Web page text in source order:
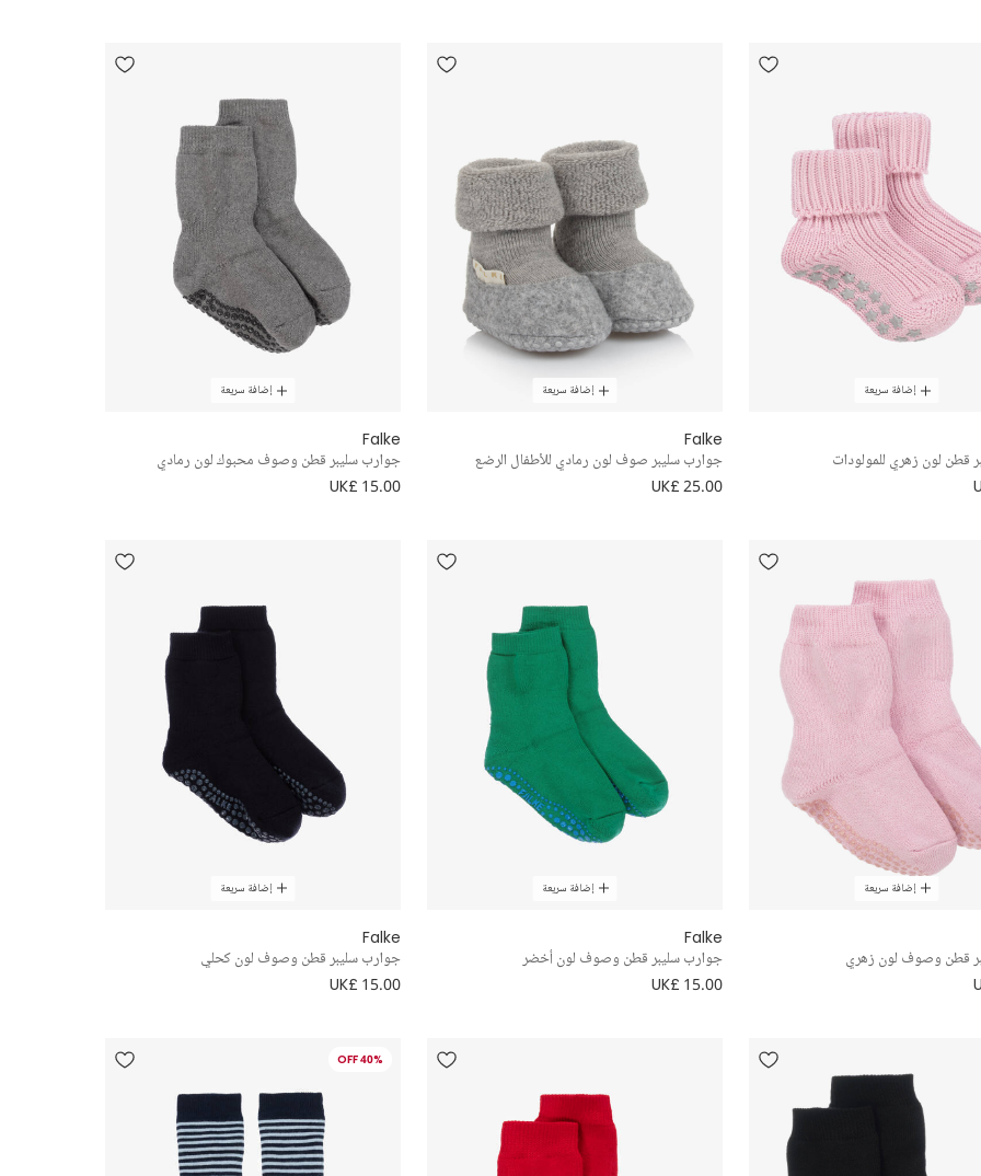
إضافة سريعة
قطن لون زهري للمولودات
إضافة سريعة
Falke
جوارب سليبر صوف لون رمادي للأطفال الرضع
UK£ 25.00
إضافة سريعة
Falke
جوارب سليبر قطن وصوف محبوك لون رمادي
UK£ 15.00
إضافة سريعة
قطن وصوف لون زهري
إضافة سريعة
Falke
جوارب سليبر قطن وصوف لون أخضر
UK£ 15.00
إضافة سريعة
Falke
جوارب سليبر قطن وصوف لون كحلي
UK£ 15.00
40% OFF